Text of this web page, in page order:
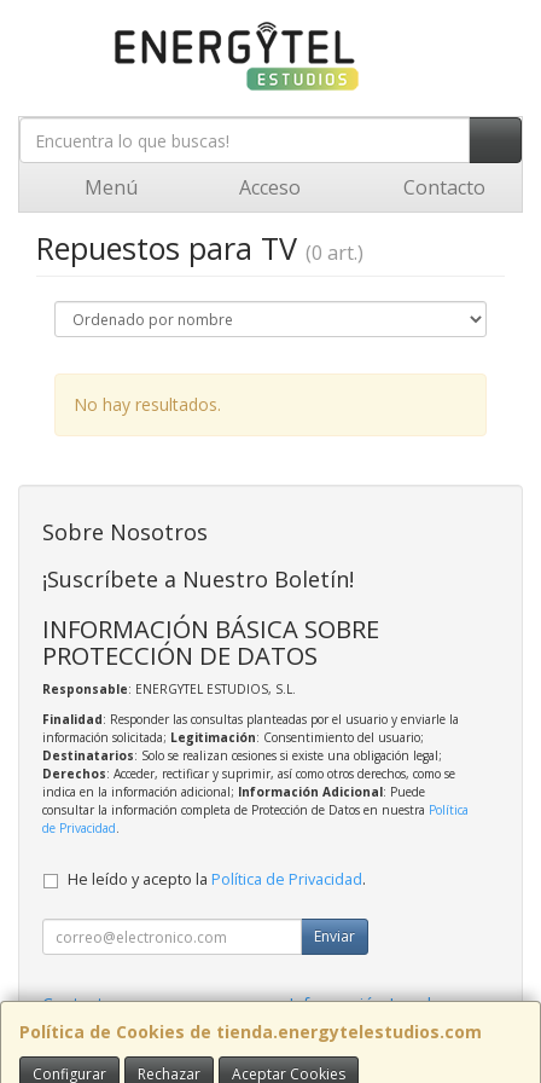
Menú Acceso Contacto
Repuestos para TV (0 art.)
No hay resultados.
Política de Cookies de tienda.energytelestudios.com
Configurar Rechazar Aceptar Cookies
Sobre Nosotros
¡Suscríbete a Nuestro Boletín!
INFORMACIÓN BÁSICA SOBRE
PROTECCIÓN DE DATOS
Responsable: ENERGYTEL ESTUDIOS, S.L.
Finalidad: Responder las consultas planteadas por el usuario y enviarle la
información solicitada; Legitimación: Consentimiento del usuario;
Destinatarios: Solo se realizan cesiones si existe una obligación legal;
Derechos: Acceder, rectificar y suprimir, así como otros derechos, como se
indica en la información adicional; Información Adicional: Puede
consultar la información completa de Protección de Datos en nuestra Política
de Privacidad.
He leído y acepto la Política de Privacidad.
Enviar
Contacto
Información Legal
Política Privacidad
Política de Cookies